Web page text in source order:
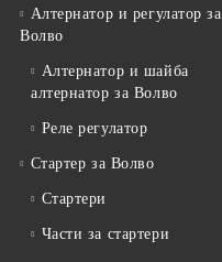
Алтернатор и регулатор за
Волво
Алтернатор и шайба
алтернатор за Волво
Реле регулатор
Стартер за Волво
Стартери
Части за стартери